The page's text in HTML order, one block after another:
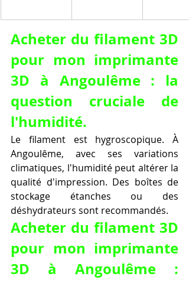
Acheter du filament 3D
pour mon imprimante
3D à Angoulême : la
question cruciale de
l'humidité.
Le filament est hygroscopique. À
Angoulême, avec ses variations
climatiques, l'humidité peut altérer la
qualité d'impression. Des boîtes de
stockage étanches ou des
déshydrateurs sont recommandés.
Acheter du filament 3D
pour mon imprimante
3D à Angoulême :